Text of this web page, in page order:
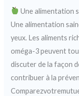
Une alimentation
Une alimentation
yeux. Les aliments
oméga-3 peuvent
discuter de la façon
contribuer à la